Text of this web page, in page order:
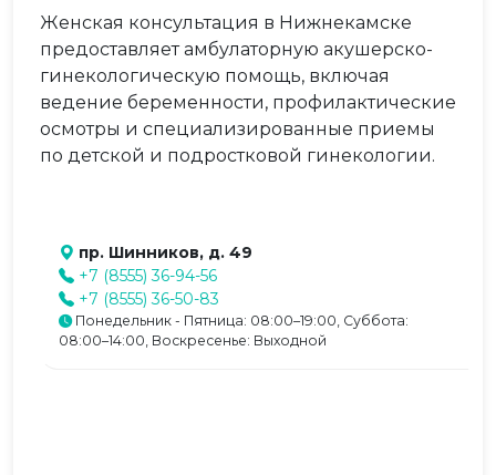
Женская консультация в Нижнекамске
предоставляет амбулаторную акушерско-
гинекологическую помощь, включая
ведение беременности, профилактические
осмотры и специализированные приемы
по детской и подростковой гинекологии.
пр. Шинников, д. 49
+7 (8555) 36-94-56
+7 (8555) 36-50-83
Понедельник - Пятница: 08:00–19:00, Суббота:
08:00–14:00, Воскресенье: Выходной